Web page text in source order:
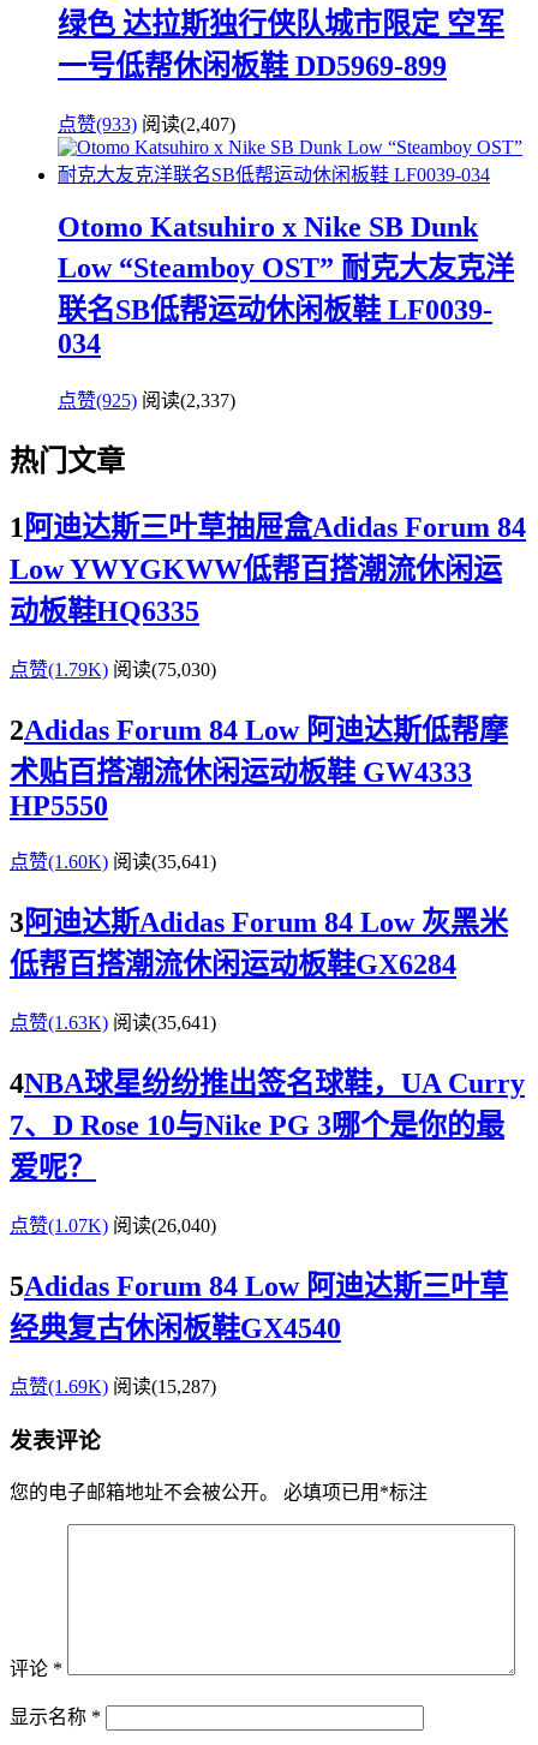
绿色 达拉斯独行侠队城市限定 空军
一号低帮休闲板鞋 DD5969-899
点赞(933) 阅读(2,407)
Otomo Katsuhiro x Nike SB Dunk
Low “Steamboy OST” 耐克大友克洋
联名SB低帮运动休闲板鞋 LF0039-
034
点赞(925) 阅读(2,337)
热门文章
1 阿迪达斯三叶草抽屉盒Adidas Forum 84
Low YWYGKWW低帮百搭潮流休闲运
动板鞋HQ6335
点赞(1.79K) 阅读(75,030)
2Adidas Forum 84 Low 阿迪达斯低帮摩
术贴百搭潮流休闲运动板鞋 GW4333
HP5550
点赞(1.60K) 阅读(35,641)
3阿迪达斯Adidas Forum 84 Low 灰黑米
低帮百搭潮流休闲运动板鞋GX6284
点赞(1.63K) 阅读(35,641)
4NBA球星纷纷推出签名球鞋，UA Curry
7、D Rose 10与Nike PG 3哪个是你的最
爱呢？
点赞(1.07K) 阅读(26,040)
5Adidas Forum 84 Low 阿迪达斯三叶草
经典复古休闲板鞋GX4540
点赞(1.69K) 阅读(15,287)
发表评论
您的电子邮箱地址不会被公开。 必填项已用 *标注
评论 *
显示名称 *